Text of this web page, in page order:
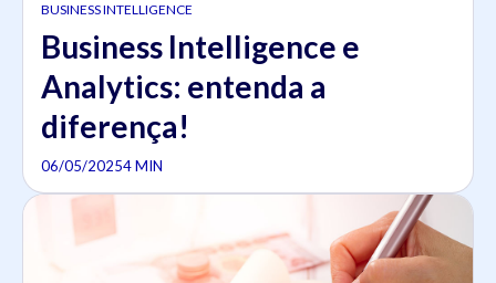
BUSINESS INTELLIGENCE
Business Intelligence e
Analytics: entenda a
diferença!
06/05/20254 MIN